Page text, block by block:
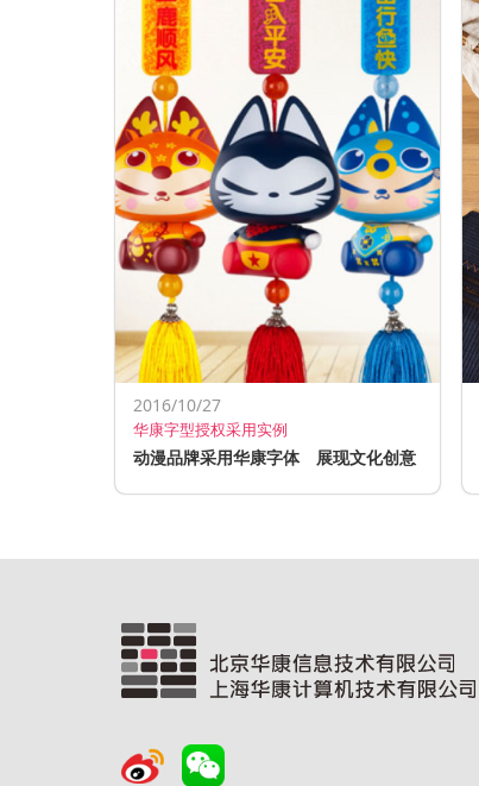
2016/10/27
华康字型授权采用实例
动漫品牌采用华康字体 展现文化创意